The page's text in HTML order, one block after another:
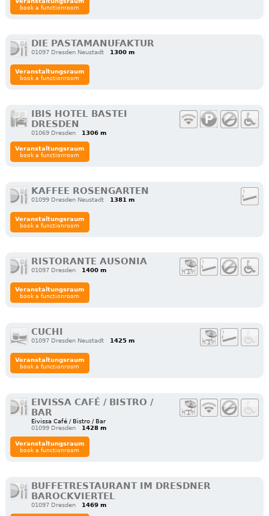
book a functionroom
DIE PASTAMANUFAKTUR
01097 Dresden Neustadt 1300 m
Veranstaltungsraum
book a functionroom
IBIS HOTEL BASTEI
DRESDEN
01069 Dresden 1306 m
Veranstaltungsraum
book a functionroom
KAFFEE ROSENGARTEN
01099 Dresden Neustadt 1381 m
Veranstaltungsraum
book a functionroom
RISTORANTE AUSONIA
01097 Dresden 1400 m
Veranstaltungsraum
book a functionroom
CUCHI
01097 Dresden Neustadt 1425 m
Veranstaltungsraum
book a functionroom
EIVISSA CAFÉ / BISTRO /
BAR
Eivissa Café / Bistro / Bar
01099 Dresden
1428 m
Veranstaltungsraum
book a functionroom
BUFFETRESTAURANT IM DRESDNER
BAROCKVIERTEL
01097 Dresden 1469 m